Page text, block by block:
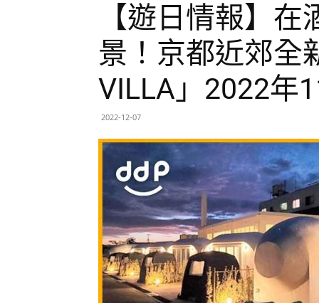
【遊日情報】
景！京都近郊全
VILLA」2022年
2022-12-07